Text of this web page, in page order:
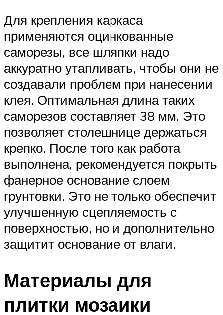
Для крепления каркаса
применяются оцинкованные
саморезы, все шляпки надо
аккуратно утапливать, чтобы они не
создавали проблем при нанесении
клея. Оптимальная длина таких
саморезов составляет 38 мм. Это
позволяет столешнице держаться
крепко. После того как работа
выполнена, рекомендуется покрыть
фанерное основание слоем
грунтовки. Это не только обеспечит
улучшенную сцепляемость с
поверхностью, но и дополнительно
защитит основание от влаги.
Материалы для
плитки мозаики